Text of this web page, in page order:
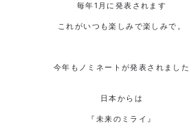
毎年1月に発表されます
これがいつも楽しみで楽しみで。
今年もノミネートが発表されました
日本からは
『未来のミライ』